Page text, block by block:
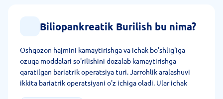
Biliopankreatik Burilish bu nima?
Oshqozon hajmini kamaytirishga va ichak bo'shlig'iga
ozuqa moddalari so'rilishini dozalab kamaytirishga
qaratilgan bariatrik operatsiya turi. Jarrohlik aralashuvi
ikkita bariatrik operatsiyani o'z ichiga oladi. Ular ichak